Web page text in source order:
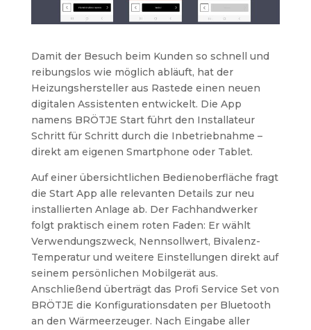
Damit der Besuch beim Kunden so schnell und
reibungslos wie möglich abläuft, hat der
Heizungshersteller aus Rastede einen neuen
digitalen Assistenten entwickelt. Die App
namens BRÖTJE Start führt den Installateur
Schritt für Schritt durch die Inbetriebnahme –
direkt am eigenen Smartphone oder Tablet.
Auf einer übersichtlichen Bedienoberfläche fragt
die Start App alle relevanten Details zur neu
installierten Anlage ab. Der Fachhandwerker
folgt praktisch einem roten Faden: Er wählt
Verwendungszweck, Nennsollwert, Bivalenz-
Temperatur und weitere Einstellungen direkt auf
seinem persönlichen Mobilgerät aus.
Anschließend überträgt das Profi Service Set von
BRÖTJE die Konfigurationsdaten per Bluetooth
an den Wärmeerzeuger. Nach Eingabe aller